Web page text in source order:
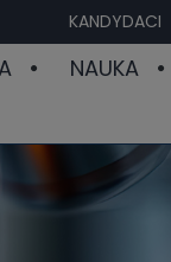
KANDYDACI
NAUKA